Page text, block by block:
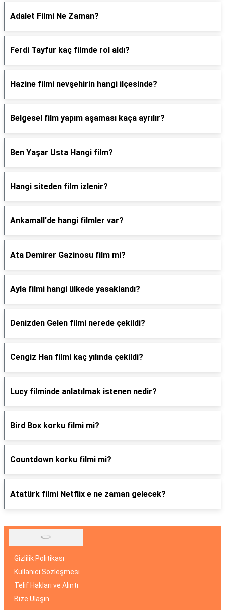
Adalet Filmi Ne Zaman?
Ferdi Tayfur kaç filmde rol aldı?
Hazine filmi nevşehirin hangi ilçesinde?
Belgesel film yapım aşaması kaça ayrılır?
Ben Yaşar Usta Hangi film?
Hangi siteden film izlenir?
Ankamall'de hangi filmler var?
Ata Demirer Gazinosu film mi?
Ayla filmi hangi ülkede yasaklandı?
Denizden Gelen filmi nerede çekildi?
Cengiz Han filmi kaç yılında çekildi?
Lucy filminde anlatılmak istenen nedir?
Bird Box korku filmi mi?
Countdown korku filmi mi?
Atatürk filmi Netflix e ne zaman gelecek?
Gizlilik Politikası
Kullanıcı Sözleşmesi
Telif Hakları ve Alıntı
Bize Ulaşın